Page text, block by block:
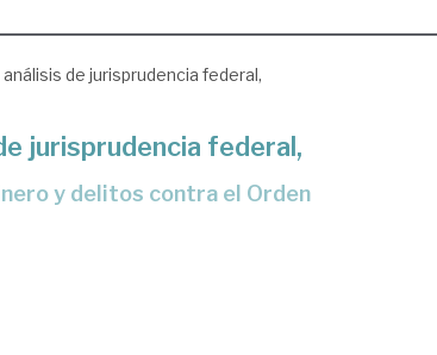
de jurisprudencia federal,
jurisprudencia federal,